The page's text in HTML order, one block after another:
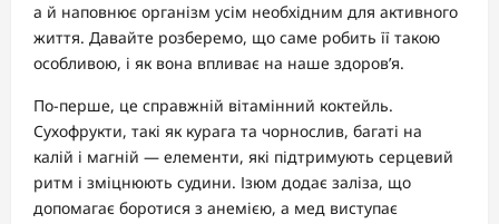
а й наповнює організм усім необхідним для активного
життя. Давайте розберемо, що саме робить її такою
особливою, і як вона впливає на наше здоров’я.
По-перше, це справжній вітамінний коктейль.
Сухофрукти, такі як курага та чорнослив, багаті на
калій і магній — елементи, які підтримують серцевий
ритм і зміцнюють судини. Ізюм додає заліза, що
допомагає боротися з анемією, а мед виступає